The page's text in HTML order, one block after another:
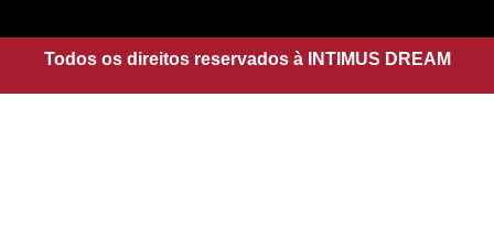
r
a
m
p
p
Todos os direitos reservados à INTIMUS DREAM